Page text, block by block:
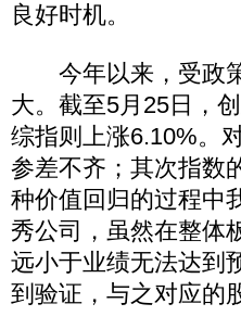
良好时机。
今年以来，受政策
大。截至5月25日，
综指则上涨6.10%。
参差不齐；其次指数
种价值回归的过程中
秀公司，虽然在整体
远小于业绩无法达到
到验证，与之对应的